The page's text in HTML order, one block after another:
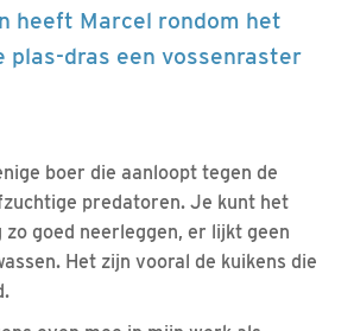
heeft Marcel rondom het
plas-dras een vossenraster
boer die aanloopt tegen de
predatoren. Je kunt het
goed neerleggen, er lijkt geen
Het zijn vooral de kuikens die